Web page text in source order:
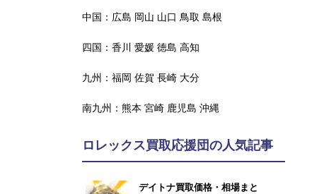
中国： 広島 岡山 山口 鳥取 島根
四国： 香川 愛媛 徳島 高知
九州： 福岡 佐賀 長崎 大分
南九州： 熊本 宮崎 鹿児島 沖縄
ロレックス買取応援団の人気記事
デイトナ買取価格・相場まと